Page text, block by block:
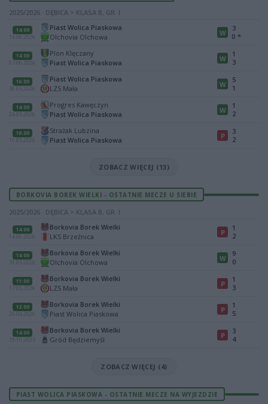
2025/2026 · DĘBICA > KLASA B, GR. I
14:00
14.06.2026
Piast Wolica Piaskowa
Olchovia Olchowa
W
3
0 *
14:00
07.06.2026
Plon Klęczany
Piast Wolica Piaskowa
W
1
3
16:00
30.05.2026
Piast Wolica Piaskowa
LZS Mała
W
5
1
14:00
24.05.2026
Progres Kawęczyn
Piast Wolica Piaskowa
W
1
2
18:00
16.05.2026
Strażak Lubzina
Piast Wolica Piaskowa
P
3
2
ZOBACZ WIĘCEJ (13)
BORKOVIA BOREK WIELKI - OSTATNIE MECZE U SIEBIE
2025/2026 · DĘBICA > KLASA B, GR. I
14:00
14.06.2026
Borkovia Borek Wielki
LKS Brzeźnica
P
1
2
14:00
31.05.2026
Borkovia Borek Wielki
Olchovia Olchowa
W
9
0
11:00
17.05.2026
Borkovia Borek Wielki
LZS Mała
P
1
3
12:00
26.04.2026
Borkovia Borek Wielki
Piast Wolica Piaskowa
P
1
5
14:00
19.10.2025
Borkovia Borek Wielki
Gród Będziemyśl
P
3
4
ZOBACZ WIĘCEJ (4)
PIAST WOLICA PIASKOWA - OSTATNIE MECZE NA WYJEZDZIE